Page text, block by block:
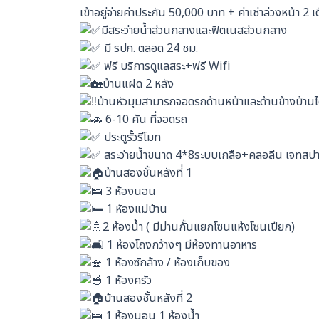
เข้าอยู่จ่ายค่าประกัน 50,000 บาท + ค่าเช่าล่วงหน้า 2
มีสระว่ายน้ำส่วนกลางและฟิตเนสส่วนกลาง
มี รปภ. ตลอด 24 ชม.
ฟรี บริการดูแลสระ+ฟรี Wifi
บ้านแฝด 2 หลัง
บ้านหัวมุมสามารถจอดรถด้านหน้าและด้านข้างบ้าน
6-10 คัน ที่จอดรถ
ประตูรั้วรีโมท
สระว่ายน้ำขนาด 4*8ระบบเกลือ+คลอลีน เจทสป
บ้านสองชั้นหลังที่ 1
3 ห้องนอน
1 ห้องแม่บ้าน
2 ห้องน้ำ ( มีม่านกั้นแยกโซนแห้งโซนเปียก)
1 ห้องโถงกว้างๆ มีห้องทานอาหาร
1 ห้องซักล้าง / ห้องเก็บของ
1 ห้องครัว
บ้านสองชั้นหลังที่ 2